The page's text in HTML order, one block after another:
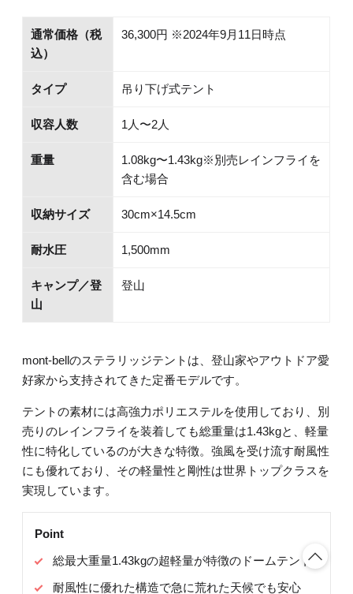
通常価格（税
込）
36,300円 ※2024年9月11日時点
タイプ 吊り下げ式テント
収容人数 1人〜2人
重量
1.08kg〜1.43kg※別売レインフライを
含む場合
収納サイズ 30cm×14.5cm
耐水圧 1,500mm
キャンプ／登
山
登山
mont-bellのステラリッジテントは、登山家やアウトドア愛
好家から支持されてきた定番モデルです。
テントの素材には高強力ポリエステルを使用しており、別
売りのレインフライを装着しても総重量は1.43kgと、軽量
性に特化しているのが大きな特徴。強風を受け流す耐風性
にも優れており、その軽量性と剛性は世界トップクラスを
実現しています。
Point
総最大重量1.43kgの超軽量が特徴のドームテント
耐風性に優れた構造で急に荒れた天候でも安心